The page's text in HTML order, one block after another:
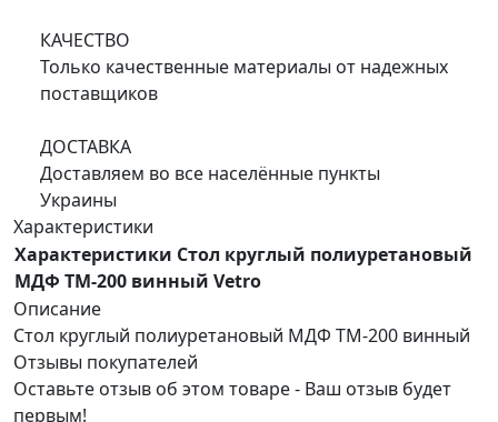
КАЧЕСТВО
Только качественные материалы от надежных
поставщиков
ДОСТАВКА
Доставляем во все населённые пункты
Украины
Характеристики
Характеристики Стол круглый полиуретановый
МДФ TМ-200 винный Vetro
Описание
Стол круглый полиуретановый МДФ TМ-200 винный
Отзывы покупателей
Оставьте отзыв об этом товаре - Ваш отзыв будет
первым!